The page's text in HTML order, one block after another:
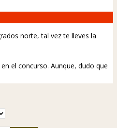
norte, tal vez te lleves la
el concurso. Aunque, dudo que